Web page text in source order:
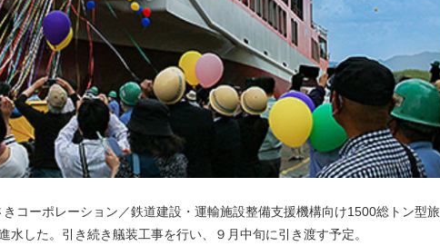
コーポレーション／鉄道建設・運輸施設整備支援機構向け1500総トン型旅
水した。引き続き艤装工事を行い、９月中旬に引き渡す予定。